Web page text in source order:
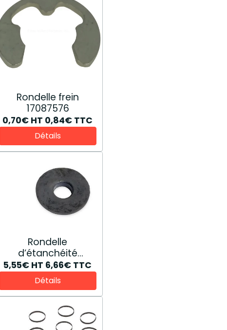
Rondelle frein
17087576
0,70€ HT 0,84€ TTC
Détails
Rondelle
d’étanchéité
81865223
5,55€ HT 6,66€ TTC
Détails